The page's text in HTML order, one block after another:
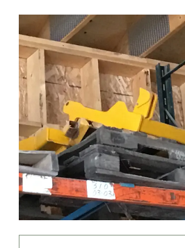
Boutique
Portail client
À propos
Promotions
Carrières
Actualités